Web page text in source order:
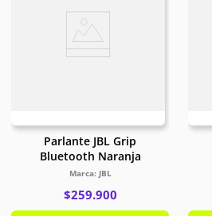
Parlante JBL Grip
Bluetooth Naranja
JBL
$259.900